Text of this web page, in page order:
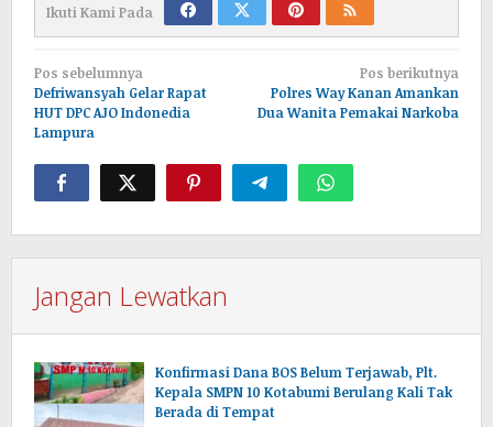
Ikuti Kami Pada
Navigasi
pos
Pos sebelumnya
Defriwansyah Gelar Rapat
HUT DPC AJO Indonedia
Lampura
Pos berikutnya
Polres Way Kanan Amankan
Dua Wanita Pemakai Narkoba
Jangan Lewatkan
Konfirmasi Dana BOS Belum Terjawab, Plt.
Kepala SMPN 10 Kotabumi Berulang Kali Tak
Berada di Tempat